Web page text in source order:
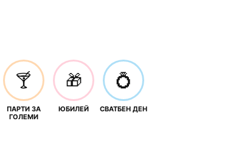
🍸
ПАРТИ ЗА
ГОЛЕМИ
🎁
ЮБИЛЕЙ
💍
СВАТБЕН ДЕН